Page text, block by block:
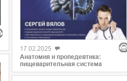
17.02.2025
Анатомия и пропедевтика:
пищеварительная система